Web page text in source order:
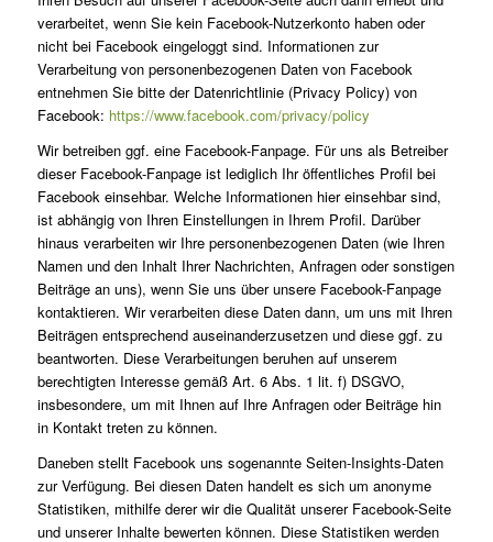
verarbeitet, wenn Sie kein Facebook-Nutzerkonto haben oder
nicht bei Facebook eingeloggt sind. Informationen zur
Verarbeitung von personenbezogenen Daten von Facebook
entnehmen Sie bitte der Datenrichtlinie (Privacy Policy) von
Facebook: https://www.facebook.com/privacy/policy
Wir betreiben ggf. eine Facebook-Fanpage. Für uns als Betreiber
dieser Facebook-Fanpage ist lediglich Ihr öffentliches Profil bei
Facebook einsehbar. Welche Informationen hier einsehbar sind,
ist abhängig von Ihren Einstellungen in Ihrem Profil. Darüber
hinaus verarbeiten wir Ihre personenbezogenen Daten (wie Ihren
Namen und den Inhalt Ihrer Nachrichten, Anfragen oder sonstigen
Beiträge an uns), wenn Sie uns über unsere Facebook-Fanpage
kontaktieren. Wir verarbeiten diese Daten dann, um uns mit Ihren
Beiträgen entsprechend auseinanderzusetzen und diese ggf. zu
beantworten. Diese Verarbeitungen beruhen auf unserem
berechtigten Interesse gemäß Art. 6 Abs. 1 lit. f) DSGVO,
insbesondere, um mit Ihnen auf Ihre Anfragen oder Beiträge hin
in Kontakt treten zu können.
Daneben stellt Facebook uns sogenannte Seiten-Insights-Daten
zur Verfügung. Bei diesen Daten handelt es sich um anonyme
Statistiken, mithilfe derer wir die Qualität unserer Facebook-Seite
und unserer Inhalte bewerten können. Diese Statistiken werden